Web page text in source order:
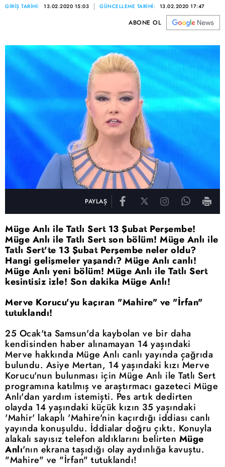
GİRİŞ TARİHİ: 13.02.2020 15:03 GÜNCELLEME TARİHİ: 13.02.2020 17:47
ABONE OL
PAYLAŞ
Müge Anlı ile Tatlı Sert 13 Şubat Perşembe!
Müge Anlı ile Tatlı Sert son bölüm! Müge Anlı ile
Tatlı Sert'te 13 Şubat Perşembe neler oldu?
Hangi gelişmeler yaşandı? Müge Anlı canlı!
Müge Anlı yeni bölüm! Müge Anlı ile Tatlı Sert
kesintisiz izle! Son dakika Müge Anlı!
Merve Korucu'yu kaçıran "Mahire" ve "İrfan"
tutuklandı!
25 Ocak'ta Samsun'da kaybolan ve bir daha
kendisinden haber alınamayan 14 yaşındaki
Merve hakkında Müge Anlı canlı yayında çağrıda
bulundu. Asiye Mertan, 14 yaşındaki kızı Merve
Korucu'nun bulunması için Müge Anlı ile Tatlı Sert
programına katılmış ve araştırmacı gazeteci Müge
Anlı'dan yardım istemişti. Pes artık dedirten
olayda 14 yaşındaki küçük kızın 35 yaşındaki
'Mahir' lakaplı 'Mahire'nin kaçırdığı iddiası canlı
yayında konuşuldu. İddialar doğru çıktı. Konuyla
alakalı sayısız telefon aldıklarını belirten Müge
Anlı'nın ekrana taşıdığı olay aydınlığa kavuştu.
"Mahire" ve "İrfan" tutuklandı!